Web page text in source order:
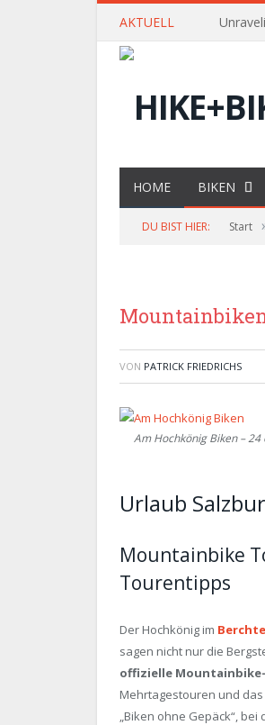
AKTUELL
HOME BIKEN
DU BIST HIER: Start
VON PATRICK FRIEDRICHS
Am Hochkönig Biken –
Urlaub
Mountainbike
Tourentipps
Der Hochkönig im
sagen nicht nur die
offizielle
Mehrtagestouren und
„Biken ohne Gepäck“,